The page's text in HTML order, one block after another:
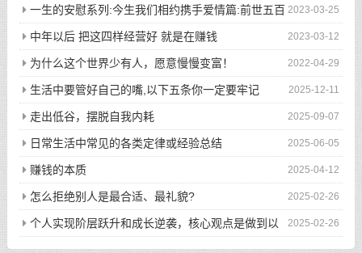
2023-03-25
一生的安慰系列:今生我们相约携手爱情篇:前世五百
次的回眸才换来今生的相遇
2023-03-12
中年以后 把这四样经营好 就是在赚钱
2022-04-29
为什么这个世界少有人，愿意慢慢变富！
2025-12-11
生活中要管好自己的嘴,以下五条你一定要牢记
2025-09-07
走出低谷，摆脱自我内耗
2025-06-05
日常生活中常见的各类定律或经验总结
2025-04-12
赚钱的本质
2025-02-26
怎么拒绝别人是最合适、最礼貌?
2025-02-26
个人实现阶层跃升和成长逆袭，核心观点是做到以
下八件事